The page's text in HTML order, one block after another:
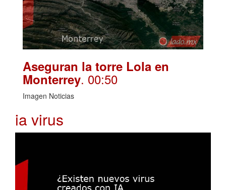
Aseguran la torre Lola en
Monterrey. 00:50
Imagen Noticias
ia virus